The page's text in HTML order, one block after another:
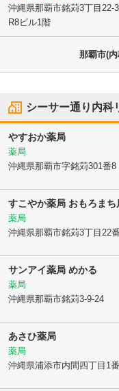
沖縄県那覇市銘苅3丁目22-
R8ビル1階
那覇市(
シーサー通り内科
やすおか薬局
薬局
沖縄県那覇市字銘苅301番8
すこやか薬局 おもろまち
薬局
沖縄県那覇市銘苅3丁目22
サンアイ薬局 めかる
薬局
沖縄県那覇市銘苅3-9-24
あさひ薬局
薬局
沖縄県浦添市内間四丁目1